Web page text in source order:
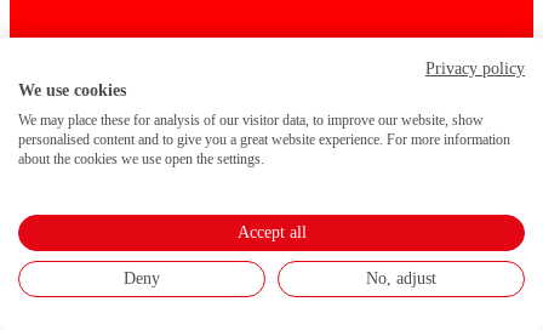
Privacy policy
We use cookies
We may place these for analysis of our visitor data, to improve our website, show
personalised content and to give you a great website experience. For more information
about the cookies we use open the settings.
Accept all
Deny No, adjust